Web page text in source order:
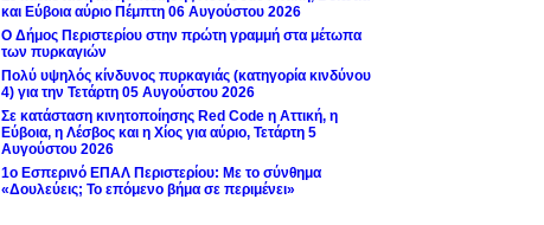
και Εύβοια αύριο Πέμπτη 06 Αυγούστου 2026
Ο Δήμος Περιστερίου στην πρώτη γραμμή στα μέτωπα
των πυρκαγιών
Πολύ υψηλός κίνδυνος πυρκαγιάς (κατηγορία κινδύνου
4) για την Τετάρτη 05 Αυγούστου 2026
Σε κατάσταση κινητοποίησης Red Code η Αττική, η
Εύβοια, η Λέσβος και η Χίος για αύριο, Τετάρτη 5
Αυγούστου 2026
1ο Εσπερινό ΕΠΑΛ Περιστερίου: Με το σύνθημα
«Δουλεύεις; Το επόμενο βήμα σε περιμένει»